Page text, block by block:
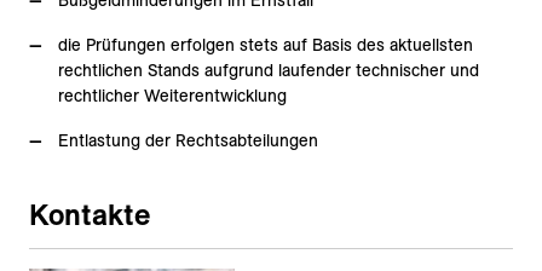
die Prüfungen erfolgen stets auf Basis des aktuellsten
rechtlichen Stands aufgrund laufender technischer und
rechtlicher Weiterentwicklung
Entlastung der Rechtsabteilungen
Kontakte